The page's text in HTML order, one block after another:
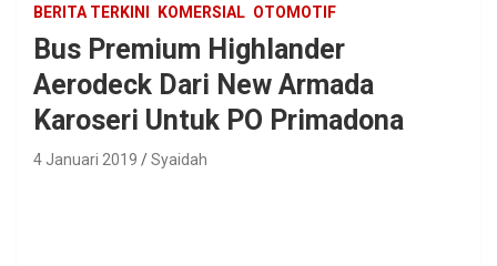
BERITA TERKINI KOMERSIAL OTOMOTIF
Bus Premium Highlander
Aerodeck Dari New Armada
Karoseri Untuk PO Primadona
4 Januari 2019 Syaidah